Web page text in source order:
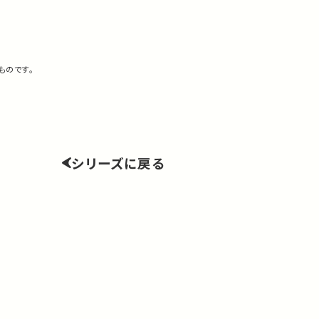
です。
シリーズに戻る